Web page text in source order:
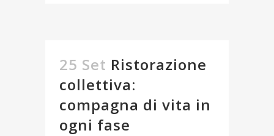
25 Set Ristorazione
collettiva:
compagna di vita in
ogni fase